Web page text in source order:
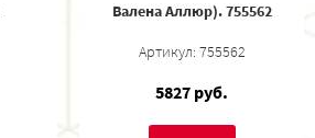
Валена Аллюр). 755562
Артикул: 755562
5827 руб.